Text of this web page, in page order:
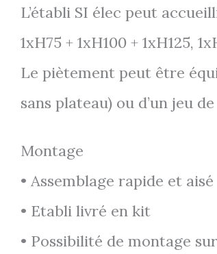
L’établi SI élec peut
1xH75 + 1xH100 + 1xH125,
Le piètement peut être
sans plateau) ou d’un jeu
Montage
• Assemblage rapide et aisé
• Etabli livré en kit
• Possibilité de montage